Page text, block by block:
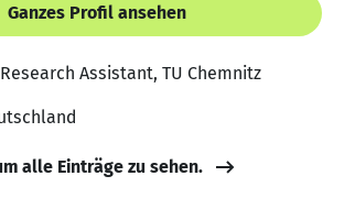
Ganzes Profil ansehen
Assistant, TU Chemnitz
alle Einträge zu sehen.